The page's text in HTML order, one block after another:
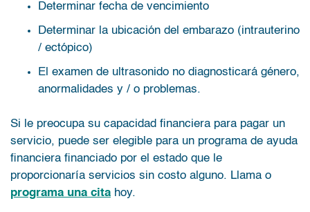
Determinar fecha de vencimiento
Determinar la ubicación del embarazo (intrauterino
/ ectópico)
El examen de ultrasonido no diagnosticará género,
anormalidades y / o problemas.
Si le preocupa su capacidad financiera para pagar un
servicio, puede ser elegible para un programa de ayuda
financiera financiado por el estado que le
proporcionaría servicios sin costo alguno. Llama o
programa una cita hoy.